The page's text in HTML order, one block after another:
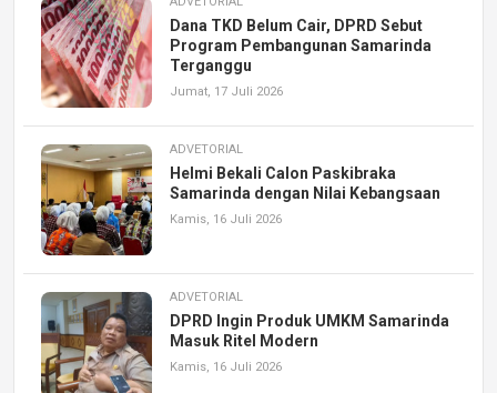
Dana TKD Belum Cair, DPRD Sebut
Program Pembangunan Samarinda
Terganggu
Jumat, 17 Juli 2026
ADVETORIAL
Helmi Bekali Calon Paskibraka
Samarinda dengan Nilai Kebangsaan
Kamis, 16 Juli 2026
ADVETORIAL
DPRD Ingin Produk UMKM Samarinda
Masuk Ritel Modern
Kamis, 16 Juli 2026